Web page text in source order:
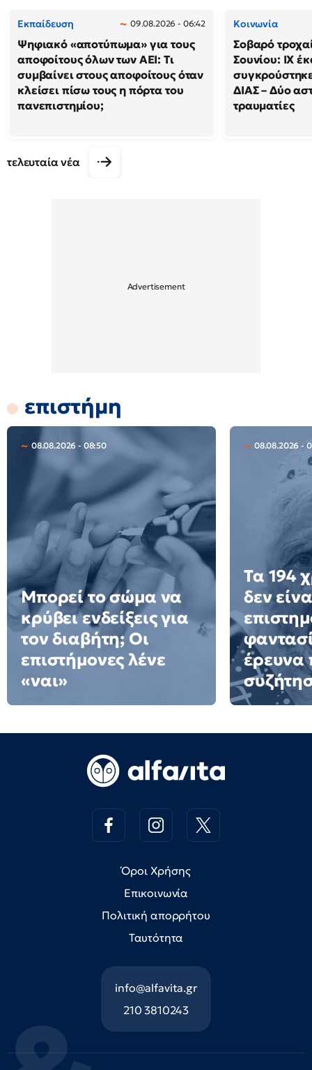
Εκπαίδευση 09.08.2026 - 06:42
Ψηφιακό «αποτύπωμα» για τους
αποφοίτους όλων των ΑΕΙ: Τι
συμβαίνει στους αποφοίτους όταν
κλείσει πίσω τους η πόρτα του
πανεπιστημίου;
Κοινωνία
Σοβαρό
Σουνίου: ΙΧ
ΔΙΑΣ – Δύο
τραυματίες
τελευταία νέα
επιστήμη
08.08.2026 - 08:50
Μπορεί το σώμα να
κρύβει ενδείξεις για
τον διαβήτη; Οι
επιστήμονες λένε
«ναι»
08.08.2026 -
Τα 194
δεν
έρευνα
Όροι Χρήσης
Επικοινωνία
Πολιτική απορρήτου
Ταυτότητα
info@alfavita.gr
210 3810243